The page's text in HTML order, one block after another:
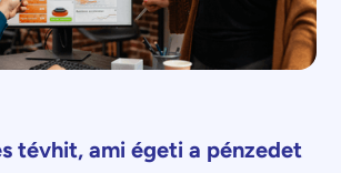
tévhit, ami égeti a pénzedet